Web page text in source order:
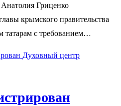
Гриценко
крымского правительства
с требованием…